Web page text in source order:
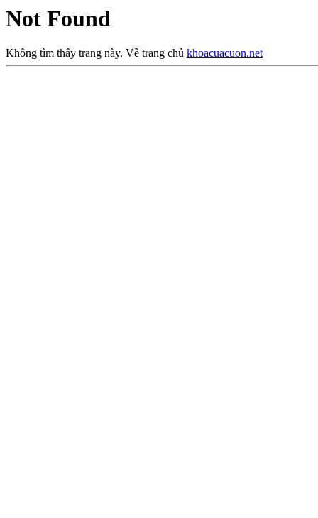
Not Found
Không tìm thấy trang này. Về trang chủ khoacuacuon.net